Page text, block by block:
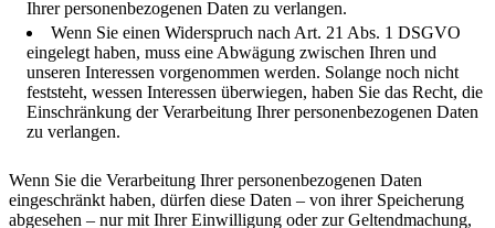
Ihrer personenbezogenen Daten zu verlangen.
Wenn Sie einen Widerspruch nach Art. 21 Abs. 1 DSGVO
eingelegt haben, muss eine Abwägung zwischen Ihren und
unseren Interessen vorgenommen werden. Solange noch nicht
feststeht, wessen Interessen überwiegen, haben Sie das Recht, die
Einschränkung der Verarbeitung Ihrer personenbezogenen Daten
zu verlangen.
Wenn Sie die Verarbeitung Ihrer personenbezogenen Daten
eingeschränkt haben, dürfen diese Daten – von ihrer Speicherung
abgesehen – nur mit Ihrer Einwilligung oder zur Geltendmachung,